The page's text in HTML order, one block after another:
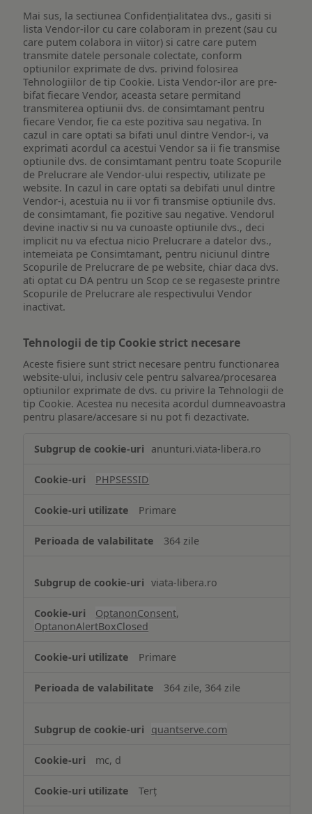
Mai sus, la sectiunea Confidențialitatea dvs., gasiti si
lista Vendor-ilor cu care colaboram in prezent (sau cu
care putem colabora in viitor) si catre care putem
transmite datele personale colectate, conform
optiunilor exprimate de dvs. privind folosirea
Tehnologiilor de tip Cookie. Lista Vendor-ilor are pre-
bifat fiecare Vendor, aceasta setare permitand
transmiterea optiunii dvs. de consimtamant pentru
fiecare Vendor, fie ca este pozitiva sau negativa. In
cazul in care optati sa bifati unul dintre Vendor-i, va
exprimati acordul ca acestui Vendor sa ii fie transmise
optiunile dvs. de consimtamant pentru toate Scopurile
de Prelucrare ale Vendor-ului respectiv, utilizate pe
website. In cazul in care optati sa debifati unul dintre
Vendor-i, acestuia nu ii vor fi transmise optiunile dvs.
de consimtamant, fie pozitive sau negative. Vendorul
devine inactiv si nu va cunoaste optiunile dvs., deci
implicit nu va efectua nicio Prelucrare a datelor dvs.,
intemeiata pe Consimtamant, pentru niciunul dintre
Scopurile de Prelucrare de pe website, chiar daca dvs.
ati optat cu DA pentru un Scop ce se regaseste printre
Scopurile de Prelucrare ale respectivului Vendor
inactivat.
Tehnologii de tip Cookie strict necesare
Aceste fisiere sunt strict necesare pentru functionarea
website-ului, inclusiv cele pentru salvarea/procesarea
optiunilor exprimate de dvs. cu privire la Tehnologii de
tip Cookie. Acestea nu necesita acordul dumneavoastra
pentru plasare/accesare si nu pot fi dezactivate.
de
Cookie
necesare
anunturi.viata-libera.ro
PHPSESSID
Primare
364 zile
viata-libera.ro
OptanonConsent,
OptanonAlertBoxClosed
Primare
364 zile, 364 zile
quantserve.com
mc, d
Terț